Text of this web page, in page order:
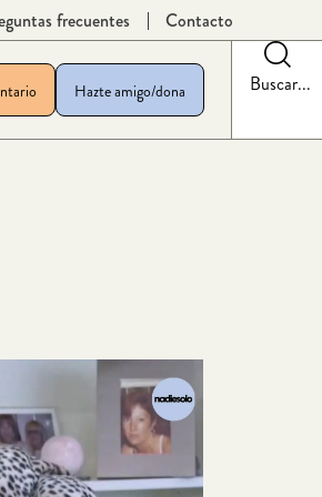
frecuentes Contacto
Hazte amigo/dona Buscar...